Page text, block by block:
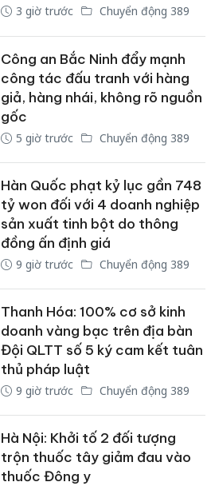
3 giờ trước Chuyển động 389
Công an Bắc Ninh đẩy mạnh
công tác đấu tranh với hàng
giả, hàng nhái, không rõ nguồn
gốc
5 giờ trước Chuyển động 389
Hàn Quốc phạt kỷ lục gần 748
tỷ won đối với 4 doanh nghiệp
sản xuất tinh bột do thông
đồng ấn định giá
9 giờ trước Chuyển động 389
Thanh Hóa: 100% cơ sở kinh
doanh vàng bạc trên địa bàn
Đội QLTT số 5 ký cam kết tuân
thủ pháp luật
9 giờ trước Chuyển động 389
Hà Nội: Khởi tố 2 đối tượng
trộn thuốc tây giảm đau vào
thuốc Đông y